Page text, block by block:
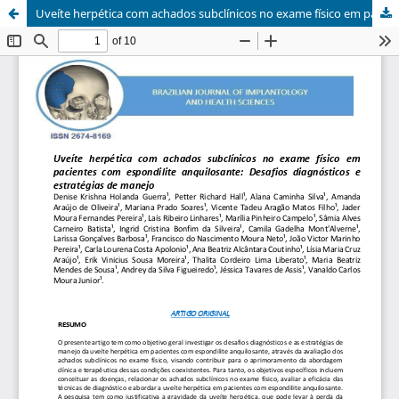
Uveíte herpética com achados subclínicos no exame físico em pacientes com espondilite anquilosante: Desafios diagnósticos e estratégias de manejo